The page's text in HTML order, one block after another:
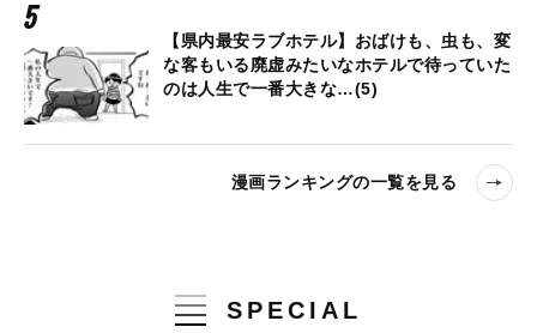
【県内最安ラブホテル】おばけも、虫も、変
な客もいる廃虚みたいなホテルで待っていた
のは人生で一番大きな…(5)
漫画ランキングの一覧を見る
SPECIAL